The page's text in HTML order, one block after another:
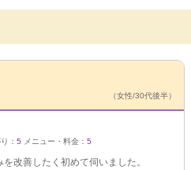
（女性/30代後半）
： 5 メニュー・料金： 5
改善したく初めて伺いました。